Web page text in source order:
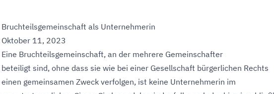
Bruchteilsgemeinschaft als Unternehmerin
Oktober 11, 2023
Eine Bruchteilsgemeinschaft, an der mehrere Gemeinschafter
beteiligt sind, ohne dass sie wie bei einer Gesellschaft bürgerlichen Rechts
einen gemeinsamen Zweck verfolgen, ist keine Unternehmerin im